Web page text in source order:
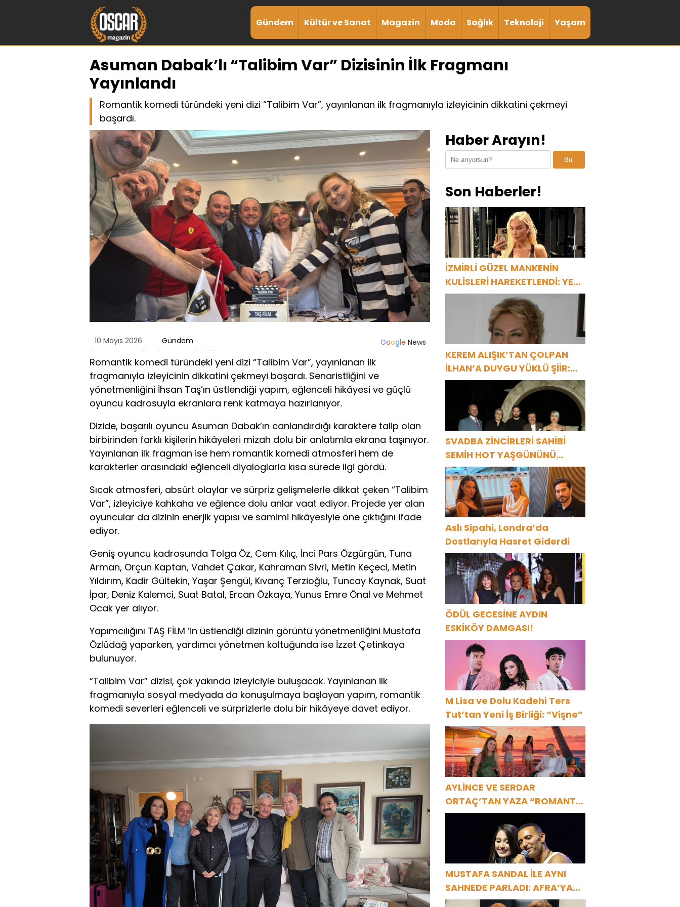
Gündem Kültür ve Sanat Magazin Moda Sağlık Teknoloji Yaşam
Asuman Dabak’lı “Talibim Var” Dizisinin İlk Fragmanı
Yayınlandı
Romantik komedi türündeki yeni dizi “Talibim Var”, yayınlanan ilk fragmanıyla izleyicinin dikkatini çekmeyi
başardı.
10 Mayıs 2026 Gündem Google News
Romantik komedi türündeki yeni dizi “Talibim Var”, yayınlanan ilk
fragmanıyla izleyicinin dikkatini çekmeyi başardı. Senaristliğini ve
yönetmenliğini İhsan Taş’ın üstlendiği yapım, eğlenceli hikâyesi ve güçlü
oyuncu kadrosuyla ekranlara renk katmaya hazırlanıyor.
Dizide, başarılı oyuncu Asuman Dabak’ın canlandırdığı karaktere talip olan
birbirinden farklı kişilerin hikâyeleri mizah dolu bir anlatımla ekrana taşınıyor.
Yayınlanan ilk fragman ise hem romantik komedi atmosferi hem de
karakterler arasındaki eğlenceli diyaloglarla kısa sürede ilgi gördü.
Sıcak atmosferi, absürt olaylar ve sürpriz gelişmelerle dikkat çeken “Talibim
Var”, izleyiciye kahkaha ve eğlence dolu anlar vaat ediyor. Projede yer alan
oyuncular da dizinin enerjik yapısı ve samimi hikâyesiyle öne çıktığını ifade
ediyor.
Geniş oyuncu kadrosunda Tolga Öz, Cem Kılıç, İnci Pars Özgürgün, Tuna
Arman, Orçun Kaptan, Vahdet Çakar, Kahraman Sivri, Metin Keçeci, Metin
Yıldırım, Kadir Gültekin, Yaşar Şengül, Kıvanç Terzioğlu, Tuncay Kaynak, Suat
İpar, Deniz Kalemci, Suat Batal, Ercan Özkaya, Yunus Emre Önal ve Mehmet
Ocak yer alıyor.
Yapımcılığını TAŞ FİLM ’in üstlendiği dizinin görüntü yönetmenliğini Mustafa
Özlüdağ yaparken, yardımcı yönetmen koltuğunda ise İzzet Çetinkaya
bulunuyor.
“Talibim Var” dizisi, çok yakında izleyiciyle buluşacak. Yayınlanan ilk
fragmanıyla sosyal medyada da konuşulmaya başlayan yapım, romantik
komedi severleri eğlenceli ve sürprizlerle dolu bir hikâyeye davet ediyor.
Haber Arayın!
Bul
Son Haberler!
İZMİRLİ GÜZEL MANKENİN
KULİSLERİ HAREKETLENDİ: YENİ
PROJELER YOLDA!
KEREM ALIŞIK’TAN ÇOLPAN
İLHAN’A DUYGU YÜKLÜ ŞİİR:
“Bir Attila İlhan şiirinden
çıkmıştı sanki”
SVADBA ZİNCİRLERİ SAHİBİ
SEMİH HOT YAŞGÜNÜNÜ
SANAT VE CEMİYET
DÜNYASININ ÜNLÜ İSİMLERİYLE
KUTLADI!
Aslı Sipahi, Londra’da
Dostlarıyla Hasret Giderdi
ÖDÜL GECESİNE AYDIN
ESKİKÖY DAMGASI!
M Lisa ve Dolu Kadehi Ters
Tut’tan Yeni İş Birliği: “Vişne”
AYLİNCE VE SERDAR
ORTAÇ’TAN YAZA “ROMANTİK
AŞK” BOMBASI!
MUSTAFA SANDAL İLE AYNI
SAHNEDE PARLADI: AFRA’YA
HARBİYE’DE BÜYÜK ALKIŞ